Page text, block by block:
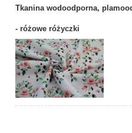
Tkanina wodoodporna,
- różowe różyczki